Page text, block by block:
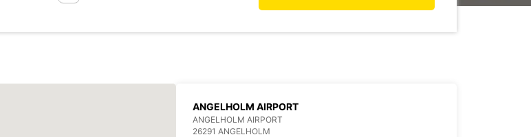
ANGELHOLM AIRPORT
ANGELHOLM AIRPORT
26291 ANGELHOLM